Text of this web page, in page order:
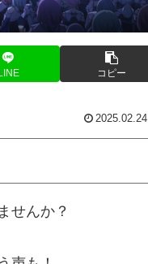
コピー
2025.02.24
せんか？